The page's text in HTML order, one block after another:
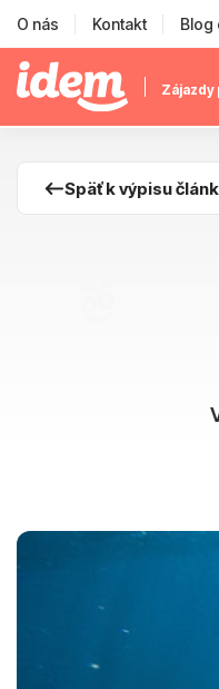
O nás Kontakt Blog
Zájazdy
Späť k výpisu